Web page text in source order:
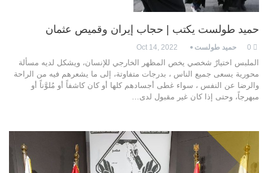
حميد طولست يكتب | حجاب إيران وقميص عثمان
حميد طولست Oct 14, 2022
الملبس اختيارٌ شخصي يخص المظهر الخارجي للإنسان، ويشكل لديه مسألة
محورية يسعى جميع الناس ، بدرجات متفاوتة، إلى ما يشعرهم فيه من الراحة
والرضا عن النفس ، سواء غطى أجسادهم كلها أو كان كاشفاً أو مُلوَّناً أو
مبهرجاً، وحتى إذا كان غير مقبول لدى…